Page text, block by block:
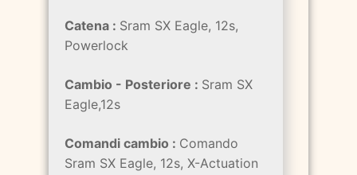
Catena : Sram SX Eagle, 12s,
Powerlock
Cambio - Posteriore : Sram SX
Eagle,12s
Comandi cambio : Comando
Sram SX Eagle, 12s, X-Actuation